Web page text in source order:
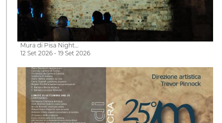
Mura di Pisa Night…
12 Set 2026 - 19 Set 2026